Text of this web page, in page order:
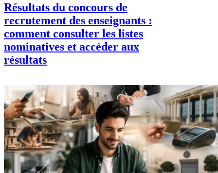
Résultats du concours de
recrutement des enseignants :
comment consulter les listes
nominatives et accéder aux
résultats